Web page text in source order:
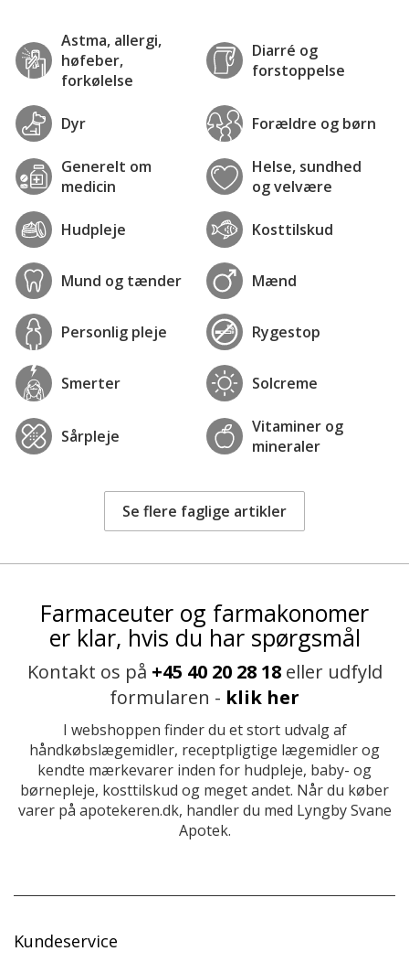
Astma, allergi,
høfeber,
forkølelse
Diarré og
forstoppelse
Dyr Forældre og børn
Generelt om
medicin
Helse, sundhed
og velvære
Hudpleje Kosttilskud
Mund og tænder Mænd
Personlig pleje Rygestop
Smerter Solcreme
Sårpleje
Vitaminer og
mineraler
Se flere faglige artikler
Farmaceuter og farmakonomer
er klar, hvis du har spørgsmål
Kontakt os på +45 40 20 28 18eller udfyld
formularen - klik her
I webshoppen finder du et stort udvalg af
håndkøbslægemidler, receptpligtige lægemidler og
kendte mærkevarer inden for hudpleje, baby- og
børnepleje, kosttilskud og meget andet. Når du køber
varer på apotekeren.dk, handler du med Lyngby Svane
Apotek.
Kundeservice